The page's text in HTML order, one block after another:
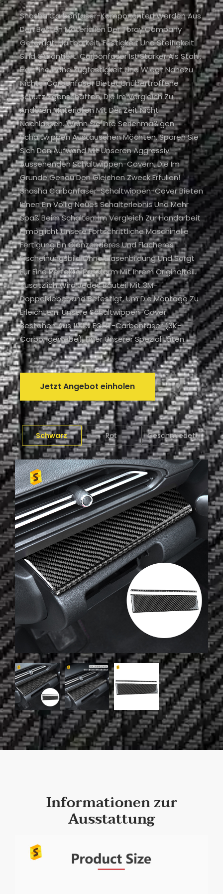
Shasha Carbonfaser-Komponenten Werden Aus
Den Besten Materialien Der Toray Company
Gefertigt. Haltbarkeit, Festigkeit Und Steifigkeit
Sind Garantiert. Carbonfaser Ist Stärker Als Stahl,
Hat Eine Hohe Zugfestigkeit Und Wiegt Nahezu
Nichts! Carbonfaser Bietet Unübertroffene
Schutzeigenschaften, Die Im Vergleich Zu
Anderen Materialien Mit Der Zeit Nicht
Nachlassen. Wenn Sie Ihre Serienmäßigen
Schaltwippen Austauschen Möchten, Sparen Sie
Sich Den Aufwand Mit Unseren Aggressiv
Aussehenden Schaltwippen-Covern, Die Im
Grunde Genau Den Gleichen Zweck Erfüllen!
Shasha Carbonfaser-Schaltwippen-Cover Bieten
Ihnen Ein Völlig Neues Schalterlebnis Und Mehr
Spaß Beim Schalten. Im Vergleich Zur Handarbeit
Ermöglicht Unsere Fortschrittliche Maschinelle
Fertigung Ein Glänzenderes Und Flacheres
Erscheinungsbild Ohne Blasenbildung Und Sorgt
Für Eine Perfekte Passform Mit Ihrem Originalteil.
Zusätzlich Wird Jedes Bauteil Mit 3M-
Doppelklebeband Befestigt, Um Die Montage Zu
Erleichtern. Unsere Schaltwippen-Cover
Bestehen Aus 100% ECHT-Carbonfaser (3K-
Carbongewebe), Einer Unserer Spezialitäten.
Jetzt Angebot einholen
Schwarz Rot Geschmiedet
Informationen zur
Ausstattung